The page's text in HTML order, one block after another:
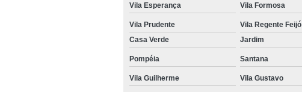
Vila Esperança Vila Formosa
Vila Prudente Vila Regente Feijó
Casa Verde
Jardim
Pompéia Santana
Vila Guilherme Vila Gustavo